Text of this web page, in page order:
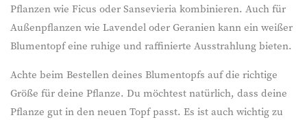
Pflanzen wie Ficus oder Sansevieria kombinieren. Auch für
Außenpflanzen wie Lavendel oder Geranien kann ein weißer
Blumentopf eine ruhige und raffinierte Ausstrahlung bieten.
Achte beim Bestellen deines Blumentopfs auf die richtige
Größe für deine Pflanze. Du möchtest natürlich, dass deine
Pflanze gut in den neuen Topf passt. Es ist auch wichtig zu